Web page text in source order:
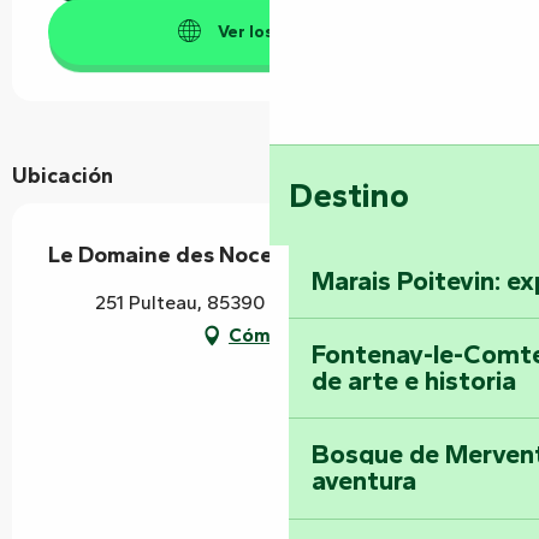
Destino
Marais Poitevin:
Fontenay-le-
de arte e historia
Bosque de
aventura
Ver los sitios web
Ubicación
Le Domaine des Noces
251 Pulteau, 85390 Bazoges-en-Pareds
Cómo llegar